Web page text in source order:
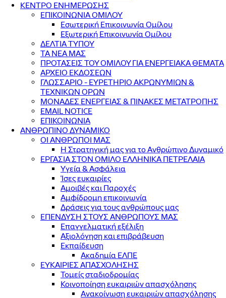
ΚΕΝΤΡΟ ΕΝΗΜΕΡΩΣΗΣ
ΕΠΙΚΟΙΝΩΝΙΑ ΟΜΙΛΟΥ
Εσωτερική Επικοινωνία Ομίλου
Εξωτερική Επικοινωνία Ομίλου
ΔΕΛΤΙΑ ΤΥΠΟΥ
ΤΑ ΝΕΑ ΜΑΣ
ΠΡΟΤΑΣΕΙΣ ΤΟΥ ΟΜΙΛΟΥ ΓΙΑ ΕΝΕΡΓΕΙΑΚΑ ΘΕΜΑΤΑ
ΑΡΧΕΙΟ ΕΚΔΟΣΕΩΝ
ΓΛΩΣΣΑΡΙΟ - ΕΥΡΕΤΗΡΙΟ ΑΚΡΩΝΥΜΙΩΝ &
ΤΕΧΝΙΚΩΝ ΟΡΩΝ
ΜΟΝΑΔΕΣ ΕΝΕΡΓΕΙΑΣ & ΠΙΝΑΚΕΣ ΜΕΤΑΤΡΟΠΗΣ
EMAIL NOTICE
ΕΠΙΚΟΙΝΩΝΙΑ
ΑΝΘΡΩΠΙΝΟ ΔΥΝΑΜΙΚΟ
ΟΙ ΑΝΘΡΩΠΟΙ ΜΑΣ
Η Στρατηγική μας για το Ανθρώπινο Δυναμικό
ΕΡΓΑΣΙΑ ΣΤΟΝ ΟΜΙΛΟ ΕΛΛΗΝΙΚΑ ΠΕΤΡΕΛΑΙΑ
Υγεία & Ασφάλεια
Ίσες ευκαιρίες
Αμοιβές και Παροχές
Αμφίδρομη επικοινωνία
Δράσεις για τους ανθρώπους μας
ΕΠΕΝΔΥΣΗ ΣΤΟΥΣ ΑΝΘΡΩΠΟΥΣ ΜΑΣ
Επαγγελματική εξέλιξη
Αξιολόγηση και επιβράβευση
Εκπαίδευση
Ακαδημία ΕΛΠΕ
ΕΥΚΑΙΡΙΕΣ ΑΠΑΣΧΟΛΗΣΗΣ
Τομείς σταδιοδρομίας
Κοινοποίηση ευκαιριών απασχόλησης
Ανακοίνωση ευκαιριών απασχόλησης